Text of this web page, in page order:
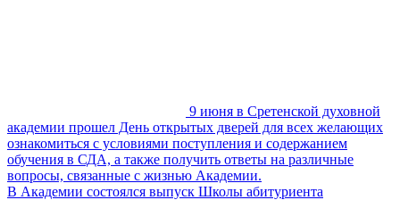
9 июня в Сретенской духовной
академии прошел День открытых дверей для всех желающих
ознакомиться с условиями поступления и содержанием
обучения в СДА, а также получить ответы на различные
вопросы, связанные с жизнью Академии.
В Академии состоялся выпуск Школы абитуриента